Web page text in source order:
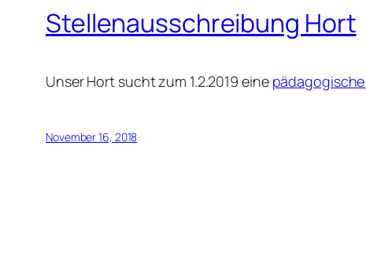
Stellenausschreibung Hort
Unser Hort sucht zum 1.2.2019 eine
November 16, 2018